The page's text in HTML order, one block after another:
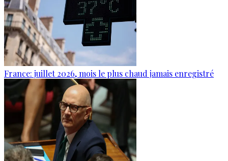
France: juillet 2026, mois le plus chaud jamais enregistré